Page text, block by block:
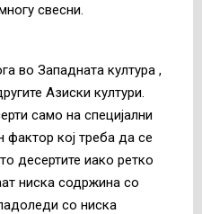
свесни.
во Западната култура ,
Азиски култури.
само на специјални
фактор кој треба да се
десертите иако ретко
ниска содржина со
со ниска